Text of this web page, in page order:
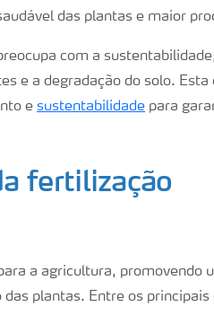
das plantas e maior
com a
e a degradação do solo. Esta
e sustentabilidade para
fertilização
a agricultura, promovendo
plantas. Entre os principais